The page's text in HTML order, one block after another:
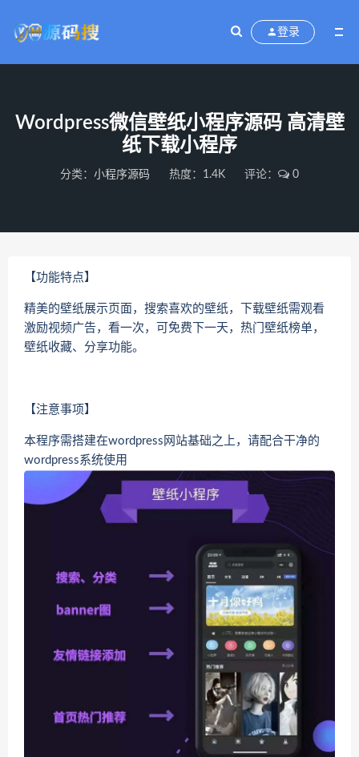
登录
Wordpress微信壁纸小程序源码 高清壁
纸下载小程序
分类： 小程序源码 热度：1.4K 评论： 0
【功能特点】
精美的壁纸展示页面，搜索喜欢的壁纸，下载壁纸需观看
激励视频广告，看一次，可免费下一天，热门壁纸榜单，
壁纸收藏、分享功能。
【注意事项】
本程序需搭建在wordpress网站基础之上，请配合干净的
wordpress系统使用